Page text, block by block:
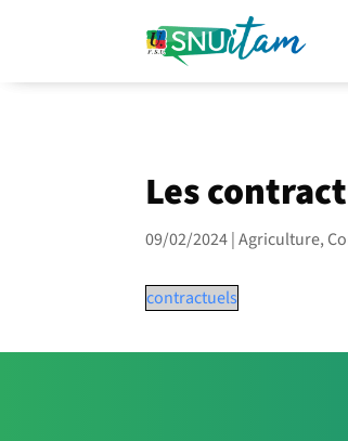
Les
09/02/2024|Agriculture,
contractuels